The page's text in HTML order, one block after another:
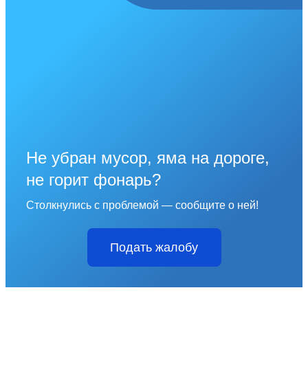
Не убран мусор, яма на дороге,
не горит фонарь?
Столкнулись с проблемой — сообщите о ней!
Подать жалобу